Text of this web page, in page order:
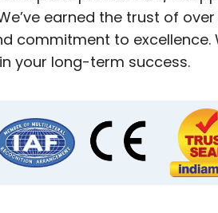
earned the trust of
commitment to excellence.
your long-term success.